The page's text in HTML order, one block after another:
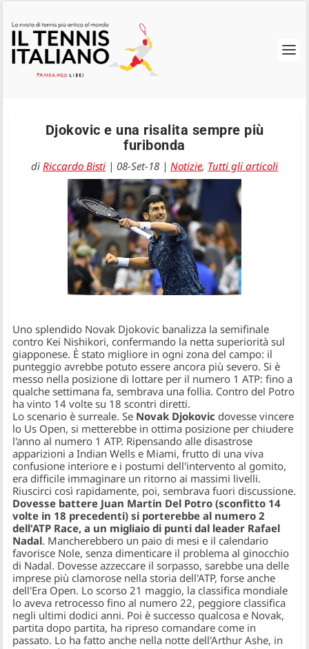
Djokovic e una risalita sempre più
furibonda
di Riccardo Bisti | 08-Set-18 | Notizie, Tutti gli articoli
Uno splendido Novak Djokovic banalizza la semifinale
contro Kei Nishikori, confermando la netta superiorità sul
giapponese. È stato migliore in ogni zona del campo: il
punteggio avrebbe potuto essere ancora più severo. Si è
messo nella posizione di lottare per il numero 1 ATP: fino a
qualche settimana fa, sembrava una follia. Contro del Potro
ha vinto 14 volte su 18 scontri diretti.
Lo scenario è surreale. Se Novak Djokovic dovesse vincere
lo Us Open, si metterebbe in ottima posizione per chiudere
l'anno al numero 1 ATP. Ripensando alle disastrose
apparizioni a Indian Wells e Miami, frutto di una viva
confusione interiore e i postumi dell'intervento al gomito,
era difficile immaginare un ritorno ai massimi livelli.
Riuscirci così rapidamente, poi, sembrava fuori discussione.
Dovesse battere Juan Martin Del Potro (sconfitto 14
volte in 18 precedenti) si porterebbe al numero 2
dell'ATP Race, a un migliaio di punti dal leader Rafael
Nadal. Mancherebbero un paio di mesi e il calendario
favorisce Nole, senza dimenticare il problema al ginocchio
di Nadal. Dovesse azzeccare il sorpasso, sarebbe una delle
imprese più clamorose nella storia dell'ATP, forse anche
dell'Era Open. Lo scorso 21 maggio, la classifica mondiale
lo aveva retrocesso fino al numero 22, peggiore classifica
negli ultimi dodici anni. Poi è successo qualcosa e Novak,
partita dopo partita, ha ripreso comandare come in
passato. Lo ha fatto anche nella notte dell'Arthur Ashe, in